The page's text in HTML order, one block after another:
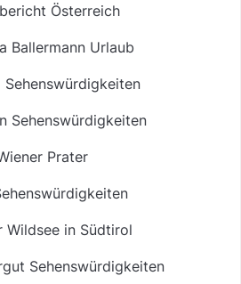
Österreich
Ballermann Urlaub
Sehenswürdigkeiten
Sehenswürdigkeiten
Prater
Wildsee in Südtirol
Sehenswürdigkeiten